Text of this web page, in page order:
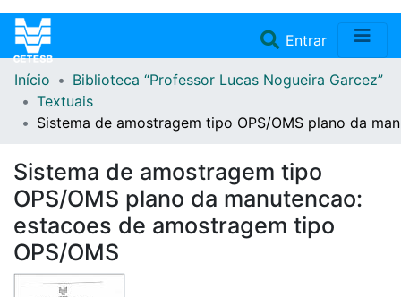
Entrar(current)
Home
Repositório
Doações/Aquisições
Fale Conosco
Início
Biblioteca “Professor Lucas Nogueira Garcez”
Textuais
Sistema de amostragem tipo OPS/OMS plano da
Sistema de amostragem tipo
OPS/OMS plano da manutencao:
estacoes de amostragem tipo
OPS/OMS